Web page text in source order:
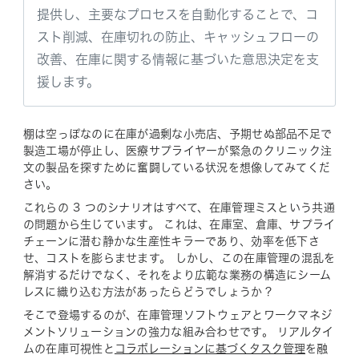
提供し、主要なプロセスを自動化することで、コ
スト削減、在庫切れの防止、キャッシュフローの
改善、在庫に関する情報に基づいた意思決定を支
援します。
棚は空っぽなのに在庫が過剰な小売店、予期せぬ部品不足で
製造工場が停止し、医療サプライヤーが緊急のクリニック注
文の製品を探すために奮闘している状況を想像してみてくだ
さい。
これらの 3 つのシナリオはすべて、在庫管理ミスという共通
の問題から生じています。 これは、在庫室、倉庫、サプライ
チェーンに潜む静かな生産性キラーであり、効率を低下さ
せ、コストを膨らませます。 しかし、この在庫管理の混乱を
解消するだけでなく、それをより広範な業務の構造にシーム
レスに織り込む方法があったらどうでしょうか？
そこで登場するのが、在庫管理ソフトウェアとワークマネジ
メントソリューションの強力な組み合わせです。 リアルタイ
ムの在庫可視性と コラボレーションに基づくタスク管理を融